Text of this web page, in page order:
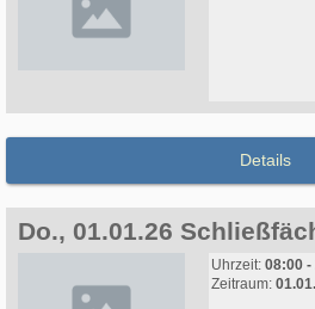
Details
Do., 01.01.26
Uhrzeit: 08:00 -
Zeitraum: